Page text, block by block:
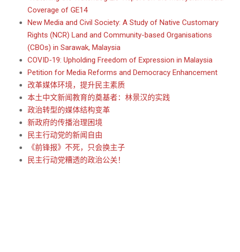
Coverage of GE14
New Media and Civil Society: A Study of Native Customary
Rights (NCR) Land and Community-based Organisations
(CBOs) in Sarawak, Malaysia
COVID-19: Upholding Freedom of Expression in Malaysia
Petition for Media Reforms and Democracy Enhancement
改革媒体环境，提升民主素质
本土中文新闻教育的奠基者：林景汉的实践
政治转型的媒体结构变革
新政府的传播治理困境
民主行动党的新闻自由
《前锋报》不死，只会换主子
民主行动党糟透的政治公关！